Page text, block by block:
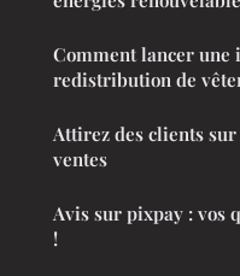
Comment lancer une
redistribution de
Attirez des clients
ventes
Avis sur pixpay : vos
!